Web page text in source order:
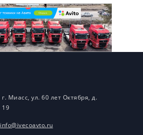
г. Миасс, ул. 60 лет Октября, д.
19
info@ivecoavto.ru